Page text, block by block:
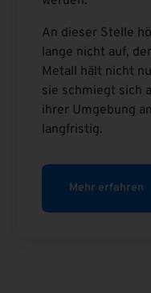
An dieser Stelle
lange nicht auf,
Metall hält nicht
sie schmiegt sich
ihrer Umgebung
langfristig.
Mehr erfahren